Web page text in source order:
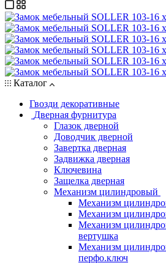
Каталог
Гвозди декоративные
Дверная фурнитура
Глазок дверной
Доводчик дверной
Завертка дверная
Задвижка дверная
Ключевина
Защелка дверная
Механизм цилиндровый
Механизм
Механизм
Механизм
вертушка
Механизм
перфо.ключ